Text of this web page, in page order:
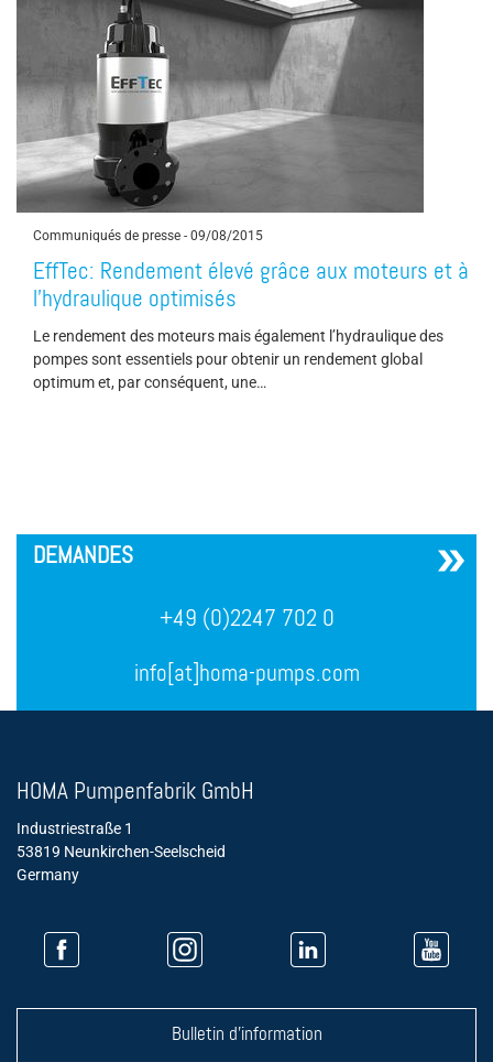
Communiqués de presse - 09/08/2015
EffTec: Rendement élevé grâce aux moteurs et à
l'hydraulique optimisés
Le rendement des moteurs mais également l’hydraulique des
pompes sont essentiels pour obtenir un rendement global
optimum et, par conséquent, une…
DEMANDES
+49 (0)2247 702 0
info[at]homa-pumps.com
HOMA Pumpenfabrik GmbH
Industriestraße 1
53819 Neunkirchen-Seelscheid
Germany
Bulletin d'information